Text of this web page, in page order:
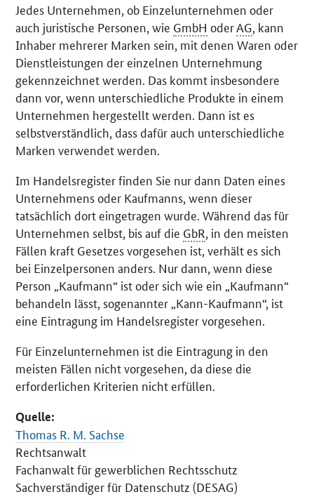
Jedes Unternehmen, ob Einzelunternehmen oder
auch juristische Personen, wie GmbH oderAG, kann
Inhaber mehrerer Marken sein, mit denen Waren oder
Dienstleistungen der einzelnen Unternehmung
gekennzeichnet werden. Das kommt insbesondere
dann vor, wenn unterschiedliche Produkte in einem
Unternehmen hergestellt werden. Dann ist es
selbstverständlich, dass dafür auch unterschiedliche
Marken verwendet werden.
Im Handelsregister finden Sie nur dann Daten eines
Unternehmens oder Kaufmanns, wenn dieser
tatsächlich dort eingetragen wurde. Während das für
Unternehmen selbst, bis auf die GbR, in den meisten
Fällen kraft Gesetzes vorgesehen ist, verhält es sich
bei Einzelpersonen anders. Nur dann, wenn diese
Person „Kaufmann“ ist oder sich wie ein „Kaufmann“
behandeln lässt, sogenannter „Kann-Kaufmann“, ist
eine Eintragung im Handelsregister vorgesehen.
Für Einzelunternehmen ist die Eintragung in den
meisten Fällen nicht vorgesehen, da diese die
erforderlichen Kriterien nicht erfüllen.
Quelle:
Thomas R. M. Sachse
Rechtsanwalt
Fachanwalt für gewerblichen Rechtsschutz
Sachverständiger für Datenschutz (DESAG)